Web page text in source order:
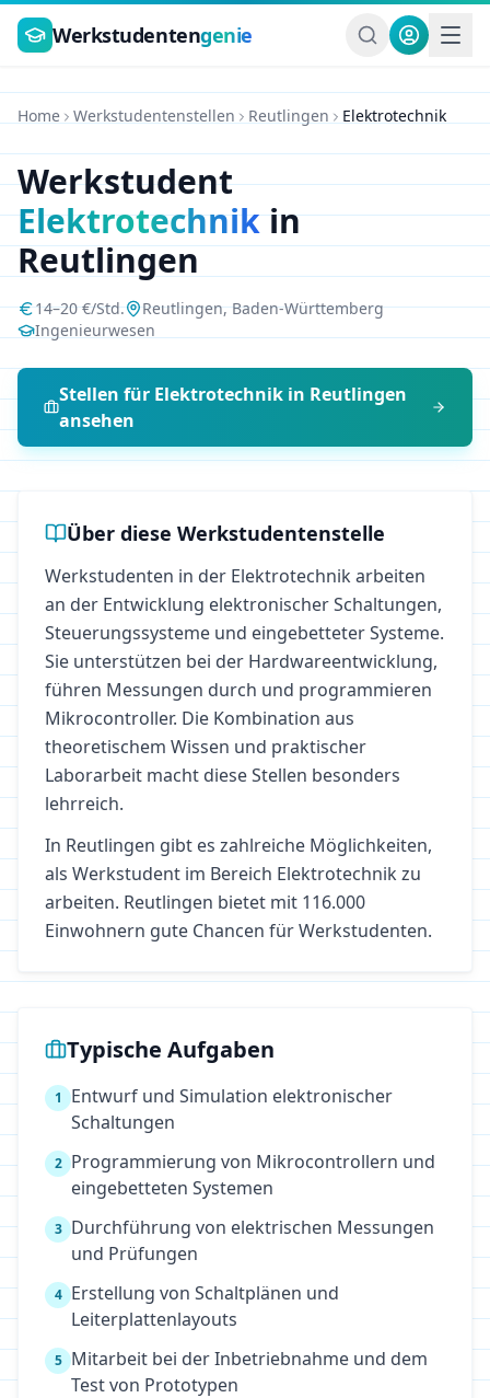
Zum Hauptinhalt springen
Werkstudentengenie
Home Werkstudentenstellen Reutlingen Elektrotechnik
Werkstudent
Elektrotechnikin
Reutlingen
14–20€/Std. Reutlingen,Baden-Württemberg
Ingenieurwesen
Stellen für Elektrotechnikin Reutlingen
ansehen
Über diese Werkstudentenstelle
Werkstudenten in der Elektrotechnik arbeiten
an der Entwicklung elektronischer Schaltungen,
Steuerungssysteme und eingebetteter Systeme.
Sie unterstützen bei der Hardwareentwicklung,
führen Messungen durch und programmieren
Mikrocontroller. Die Kombination aus
theoretischem Wissen und praktischer
Laborarbeit macht diese Stellen besonders
lehrreich.
In Reutlingen gibt es zahlreiche Möglichkeiten,
als Werkstudent im Bereich Elektrotechnik zu
arbeiten. Reutlingen bietet mit 116.000
Einwohnern gute Chancen für Werkstudenten.
Typische Aufgaben
1
Entwurf und Simulation elektronischer
Schaltungen
2 Programmierung von Mikrocontrollern und
eingebetteten Systemen
3 Durchführung von elektrischen Messungen
und Prüfungen
4 Erstellung von Schaltplänen und
Leiterplattenlayouts
5 Mitarbeit bei der Inbetriebnahme und dem
Test von Prototypen